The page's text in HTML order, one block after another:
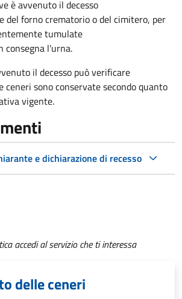
è avvenuto il decesso
del forno crematorio o del cimitero, per
tumulate
consegna l'urna.
il decesso può verificare
ceneri sono conservate secondo quanto
vigente.
e dichiarazione di recesso
accedi al servizio che ti interessa
delle ceneri